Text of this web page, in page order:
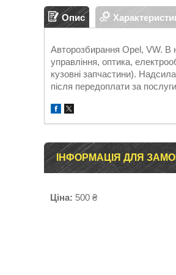
Опис
Авторозбирання Opel, VW. В
управління, оптика,
кузовні запчастини).
після передоплати за
ІНФОРМАЦІЯ ДЛЯ
Ціна: 500 ₴